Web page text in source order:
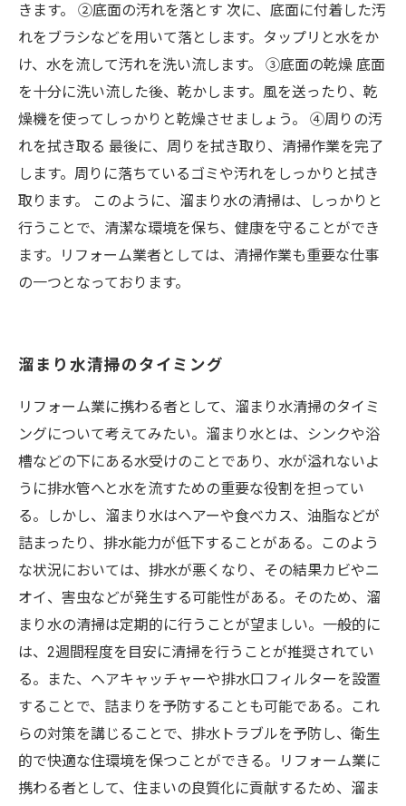
きます。 ②底面の汚れを落とす 次に、底面に付着した汚
れをブラシなどを用いて落とします。タップリと水をか
け、水を流して汚れを洗い流します。 ③底面の乾燥 底面
を十分に洗い流した後、乾かします。風を送ったり、乾
燥機を使ってしっかりと乾燥させましょう。 ④周りの汚
れを拭き取る 最後に、周りを拭き取り、清掃作業を完了
します。周りに落ちているゴミや汚れをしっかりと拭き
取ります。 このように、溜まり水の清掃は、しっかりと
行うことで、清潔な環境を保ち、健康を守ることができ
ます。リフォーム業者としては、清掃作業も重要な仕事
の一つとなっております。
溜まり水清掃のタイミング
リフォーム業に携わる者として、溜まり水清掃のタイミ
ングについて考えてみたい。溜まり水とは、シンクや浴
槽などの下にある水受けのことであり、水が溢れないよ
うに排水管へと水を流すための重要な役割を担ってい
る。しかし、溜まり水はヘアーや食べカス、油脂などが
詰まったり、排水能力が低下することがある。このよう
な状況においては、排水が悪くなり、その結果カビやニ
オイ、害虫などが発生する可能性がある。そのため、溜
まり水の清掃は定期的に行うことが望ましい。一般的に
は、2週間程度を目安に清掃を行うことが推奨されてい
る。また、ヘアキャッチャーや排水口フィルターを設置
することで、詰まりを予防することも可能である。これ
らの対策を講じることで、排水トラブルを予防し、衛生
的で快適な住環境を保つことができる。リフォーム業に
携わる者として、住まいの良質化に貢献するため、溜ま